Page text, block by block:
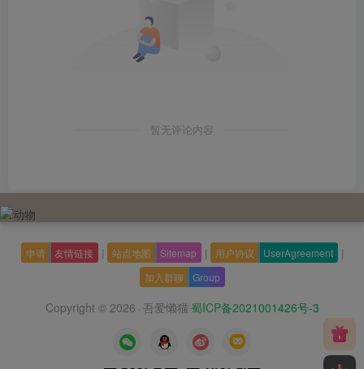
暂无评论内容
申请 友情链接 | 站点地图 Sitemap | 用户协议 UserAgreement |
加入群聊 Group
Copyright © 2026 · 吾爱懒猫 蜀ICP备2021001426号-3